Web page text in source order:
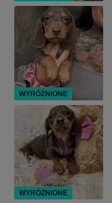
WYRÓŻNIONE
WYRÓŻNIONE